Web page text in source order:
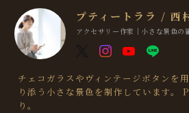
プティートララ / 西
アクセサリー作家｜小さな景色の
チェコガラスやヴィンテージボタンを
り添う小さな景色を制作しています。
り。